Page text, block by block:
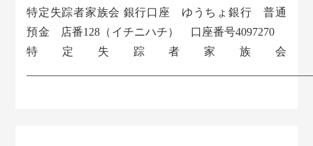
特定失踪者家族会 銀行口座 ゆうちょ銀行 普通
預金 店番128（イチニハチ） 口座番号4097270
特定失踪者家族会